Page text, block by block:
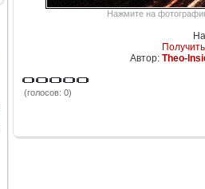
Нажмите на
Автор: Theo-
(голосов: 0)